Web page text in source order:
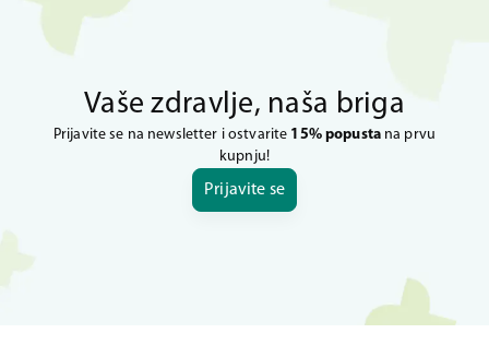
Vaše zdravlje, naša briga
Prijavite se na newsletter i ostvarite 15% popustana prvu
kupnju!
Prijavite se